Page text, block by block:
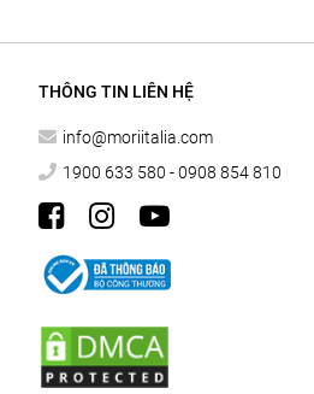
THÔNG TIN LIÊN HỆ
info@moriitalia.com
1900 633 580 - 0908 854 810